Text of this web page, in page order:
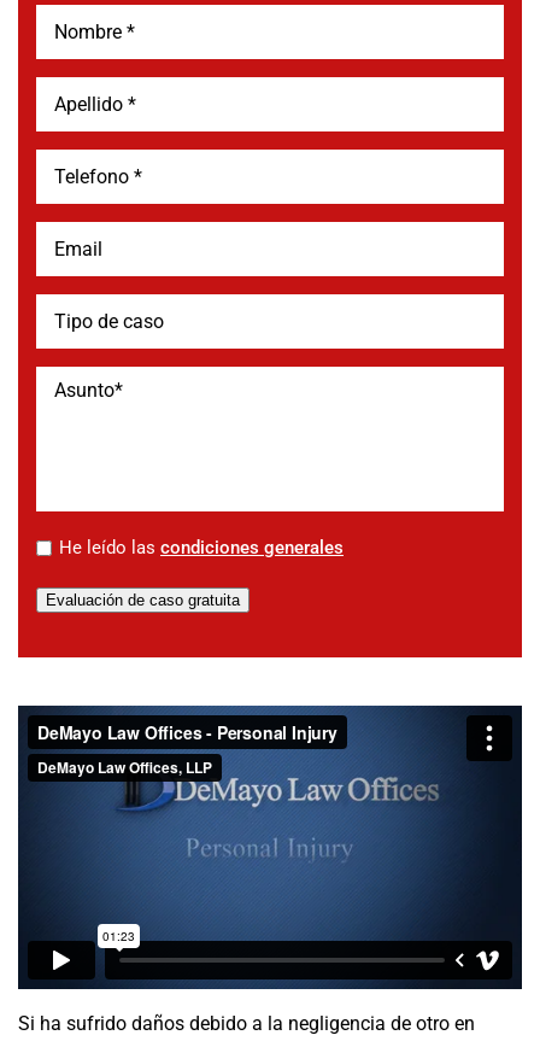
* He leído las condiciones generales
Evaluación de caso gratuita
Si ha sufrido daños debido a la negligencia de otro en